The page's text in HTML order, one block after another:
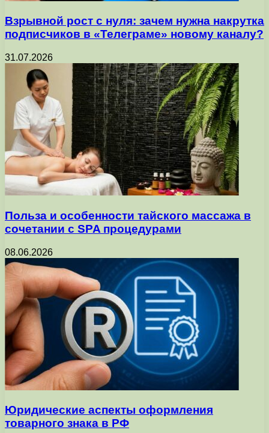
Взрывной рост с нуля: зачем нужна накрутка
подписчиков в «Телеграме» новому каналу?
31.07.2026
Польза и особенности тайского массажа в
сочетании с SPA процедурами
08.06.2026
Юридические аспекты оформления
товарного знака в РФ